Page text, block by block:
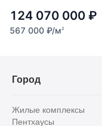
124 070 000 ₽
567 000 ₽/м2
Город
Жилые комплексы
Пентхаусы